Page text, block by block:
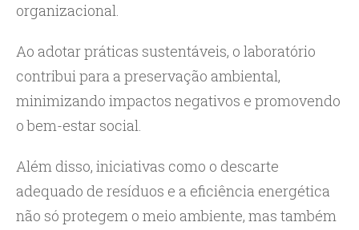
organizacional.
Ao adotar práticas sustentáveis, o laboratório
contribui para a preservação ambiental,
minimizando impactos negativos e promovendo
o bem-estar social.
Além disso, iniciativas como o descarte
adequado de resíduos e a eficiência energética
não só protegem o meio ambiente, mas também